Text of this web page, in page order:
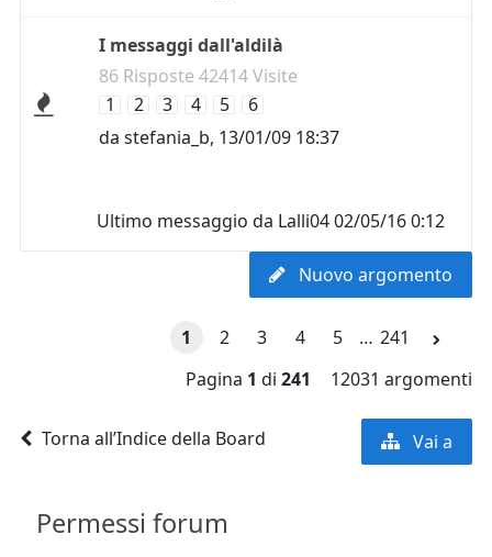
I messaggi dall'aldilà
86 Risposte 42414 Visite
1
2 3 4 5
6
da stefania_b, 13/01/09 18:37
Ultimo messaggio da Lalli0402/05/16 0:12
Nuovo argomento
1 2 3 4 5 … 241
Pagina 1 di 241 12031 argomenti
Torna all’Indice della Board Vai a
Permessi forum